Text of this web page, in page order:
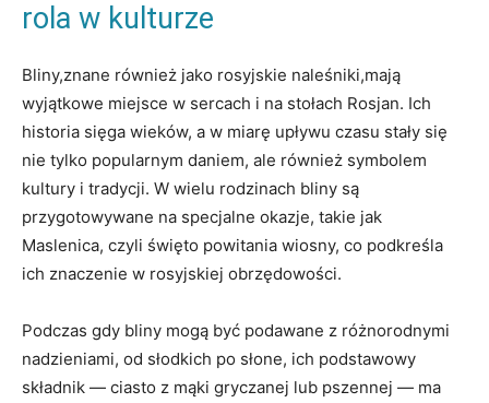
rola w⁤ kulturze
Bliny,znane również ⁢jako rosyjskie⁤ naleśniki,mają
wyjątkowe miejsce w sercach i​ na ​stołach Rosjan. Ich
historia sięga wieków, a w miarę upływu czasu⁢ stały się
‍nie ‌tylko⁤ popularnym⁤ daniem, ale również symbolem
kultury i tradycji. W wielu rodzinach⁤ bliny są
‍przygotowywane ⁤na specjalne okazje, takie⁤ jak​
Maslenica, ​czyli​ święto powitania‌ wiosny, co podkreśla
ich znaczenie w rosyjskiej obrzędowości.
Podczas gdy ⁤bliny mogą być podawane z różnorodnymi
nadzieniami,‌ od słodkich po słone, ich‌ podstawowy
składnik — ⁢ciasto z ⁣mąki gryczanej⁣ lub pszennej — ‍ma‍